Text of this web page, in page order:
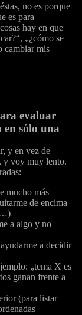
no es porque
es para
hay en que
„¿cómo se
cambiar mis
evaluar
en sólo una
y en vez de
y voy muy lento.
mucho más
de encima
a algo y no
a decidir
„tema X es
ganan frente a
(para listar